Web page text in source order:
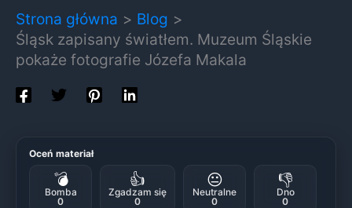
Strona główna
Blog
Śląsk zapisany światłem. Muzeum Śląskie
pokaże fotografie Józefa Makala
Oceń materiał
💣
Bomba
0
👍
Zgadzam się
0
😐
Neutralne
0
👎
Dno
0